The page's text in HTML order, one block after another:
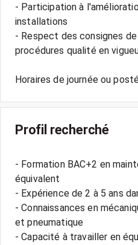
- Participation à
installations
- Respect des consignes
procédures qualité en
Horaires de journée ou
Profil recherché
- Formation BAC+2 en
équivalent
- Expérience de 2 à 5 ans
- Connaissances en
et pneumatique
- Capacité à travailler en